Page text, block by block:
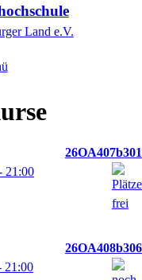
Land e.V.
26OA407b301
21:00
26OA408b306
21:00